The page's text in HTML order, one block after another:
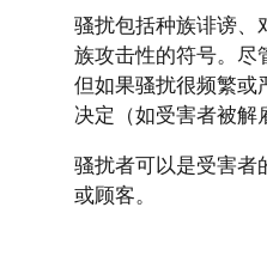
骚扰包括种族诽谤、
族攻击性的符号。尽
但如果骚扰很频繁或
决定（如受害者被解
骚扰者可以是受害者
或顾客。